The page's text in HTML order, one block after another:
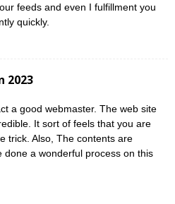
feeds and even I fulfillment you
quickly.
2023
a good webmaster. The web site
It sort of feels that you are
trick. Also, The contents are
done a wonderful process on this